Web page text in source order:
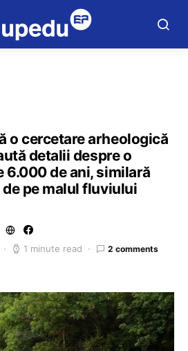
o cercetare arheologică
detalii despre o
6.000 de ani, similară
pe malul fluviului
1 minute read 2 comments